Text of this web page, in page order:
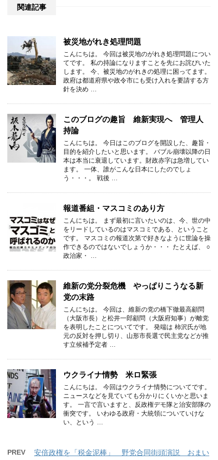
関連記事
被災地がれき処理問題
こんにちは。 今回は被災地のがれき処理問題につい
てです。 私の持論になりますことを先にお詫びいた
します。 今、被災地のがれきの処理に困ってます。
政府は都道府県や政令市にも受け入れを要請する方
針を決め …
このブログの趣旨 維新実現へ 管理人
持論
こんにちは。 今日はこのブログを開設した、趣旨・
目的を紹介したいと思います。 バブル崩壊以降の日
本は本当に衰退しています。財政赤字は急増してい
ます。 一体、誰がこんな日本にしたのでしょ
う・・・。 戦後 …
報道番組・マスコミのあり方
こんにちは。 まず最初に言いたいのは、今、世の中
をリードしているのはマスコミである、ということ
です。 マスコミの報道次第で好きなように世論を操
作できるのではないでしょうか・・・ たとえば、 ○
政治家・ …
維新の党分裂危機 やっぱりこうなる新
党の末路
こんにちは。 今回は、維新の党の橋下徹最高顧問
（大阪市長）と松井一郎顧問（大阪府知事）が離党
を表明したことについてです。 発端は 柿沢氏が地
元の反対を押し切り、山形市長選で民主党などが推
す立候補予定者 …
ウクライナ情勢 米ロ緊張
こんにちは。 今回はウクライナ情勢についてです。
ニュースなどを見ていても分かりにくいかと思いま
す。 一言で言いますと、反政権デモ隊と治安部隊の
衝突です。 いわゆる政府・大統領についていけな
い、という …
PREV
安倍政権を「税金泥棒」 野党合同街頭演説 おまい